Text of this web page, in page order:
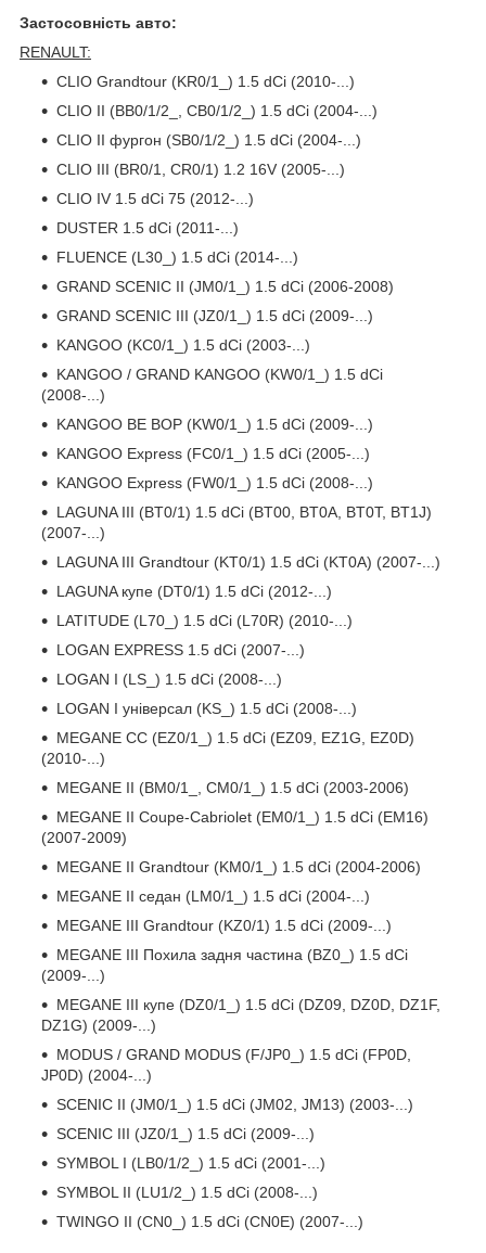
Застосовність авто:
RENAULT:
CLIO Grandtour (KR0/1_) 1.5 dCi (2010-...)
CLIO II (BB0/1/2_, CB0/1/2_) 1.5 dCi (2004-...)
CLIO II фургон (SB0/1/2_) 1.5 dCi (2004-...)
CLIO III (BR0/1, CR0/1) 1.2 16V (2005-...)
CLIO IV 1.5 dCi 75 (2012-...)
DUSTER 1.5 dCi (2011-...)
FLUENCE (L30_) 1.5 dCi (2014-...)
GRAND SCENIC II (JM0/1_) 1.5 dCi (2006-2008)
GRAND SCENIC III (JZ0/1_) 1.5 dCi (2009-...)
KANGOO (KC0/1_) 1.5 dCi (2003-...)
KANGOO / GRAND KANGOO (KW0/1_) 1.5 dCi
(2008-...)
KANGOO BE BOP (KW0/1_) 1.5 dCi (2009-...)
KANGOO Express (FC0/1_) 1.5 dCi (2005-...)
KANGOO Express (FW0/1_) 1.5 dCi (2008-...)
LAGUNA III (BT0/1) 1.5 dCi (BT00, BT0A, BT0T, BT1J)
(2007-...)
LAGUNA III Grandtour (KT0/1) 1.5 dCi (KT0A) (2007-...)
LAGUNA купе (DT0/1) 1.5 dCi (2012-...)
LATITUDE (L70_) 1.5 dCi (L70R) (2010-...)
LOGAN EXPRESS 1.5 dCi (2007-...)
LOGAN I (LS_) 1.5 dCi (2008-...)
LOGAN I універсал (KS_) 1.5 dCi (2008-...)
MEGANE CC (EZ0/1_) 1.5 dCi (EZ09, EZ1G, EZ0D)
(2010-...)
MEGANE II (BM0/1_, CM0/1_) 1.5 dCi (2003-2006)
MEGANE II Coupe-Cabriolet (EM0/1_) 1.5 dCi (EM16)
(2007-2009)
MEGANE II Grandtour (KM0/1_) 1.5 dCi (2004-2006)
MEGANE II седан (LM0/1_) 1.5 dCi (2004-...)
MEGANE III Grandtour (KZ0/1) 1.5 dCi (2009-...)
MEGANE III Похила задня частина (BZ0_) 1.5 dCi
(2009-...)
MEGANE III купе (DZ0/1_) 1.5 dCi (DZ09, DZ0D, DZ1F,
DZ1G) (2009-...)
MODUS / GRAND MODUS (F/JP0_) 1.5 dCi (FP0D,
JP0D) (2004-...)
SCENIC II (JM0/1_) 1.5 dCi (JM02, JM13) (2003-...)
SCENIC III (JZ0/1_) 1.5 dCi (2009-...)
SYMBOL I (LB0/1/2_) 1.5 dCi (2001-...)
SYMBOL II (LU1/2_) 1.5 dCi (2008-...)
TWINGO II (CN0_) 1.5 dCi (CN0E) (2007-...)